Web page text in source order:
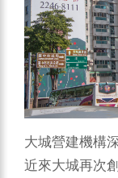
大城營建機構
近來大城再次